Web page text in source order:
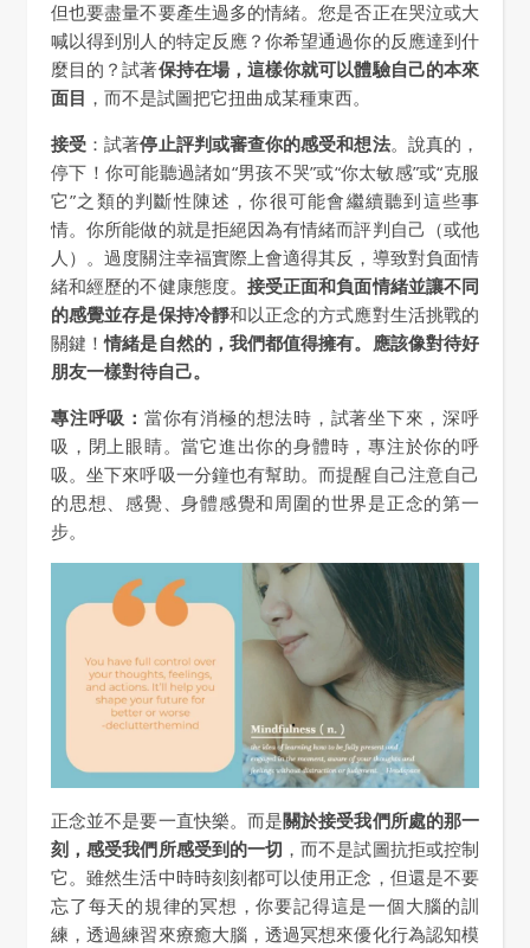
但也要盡量不要產生過多的情緒。您是否正在哭泣或大
喊以得到別人的特定反應？你希望通過你的反應達到什
麼目的？試著保持在場，這樣你就可以體驗自己的本來
面目 ，而不是試圖把它扭曲成某種東西。
接受 ：試著停止評判或審查你的感受和想法。說真的，
停下！你可能聽過諸如“男孩不哭”或“你太敏感”或“克服
它”之類的判斷性陳述，你很可能會繼續聽到這些事
情。你所能做的就是拒絕因為有情緒而評判自己（或他
人）。過度關注幸福實際上會適得其反，導致對負面情
緒和經歷的不健康態度。 接受正面和負面情緒並讓不同
的感覺並存是保持冷靜和以正念的方式應對生活挑戰的
關鍵！情緒是自然的，我們都值得擁有。應該像對待好
朋友一樣對待自己。
專注呼吸： 當你有消極的想法時，試著坐下來，深呼
吸，閉上眼睛。當它進出你的身體時，專注於你的呼
吸。坐下來呼吸一分鐘也有幫助。而提醒自己注意自己
的思想、感覺、身體感覺和周圍的世界是正念的第一
步。
正念並不是要一直快樂。而是關於接受我們所處的那一
刻，感受我們所感受到的一切 ，而不是試圖抗拒或控制
它。雖然生活中時時刻刻都可以使用正念，但還是不要
忘了每天的規律的冥想，你要記得這是一個大腦的訓
練，透過練習來療癒大腦，透過冥想來優化行為認知模